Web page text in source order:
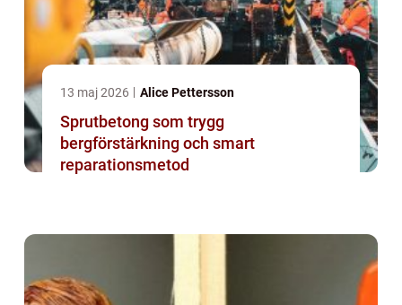
13 maj 2026 Alice Pettersson
Sprutbetong som trygg
bergförstärkning och smart
reparationsmetod